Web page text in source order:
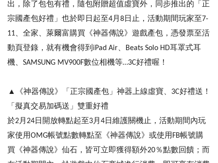
出，除了包包有禮，隨包附贈超值虛寶外，同步推出的「正
宗國產包好禮」也於即日起至4月8日止，活動期間玩家至7-
11、全家、萊爾富購買《神器傳說》遊戲產包，憑發票至活
動頁登錄，就有機會得到iPad Air、Beats Solo HD耳罩式耳
機、SAMSUNG MV900F數位相機等…3C好禮喔！
▲《神器傳說》「正宗國產包」神器上線虛寶、3C好禮送！
「擬真交易加碼送」雙重好禮
於2月24日開放轉點起至3月4日維護關機止，活動期間內玩
家使用OMG帳號點數轉點至《神器傳說》或使用FB帳號購
買《神器傳說》仙石，皆可立即獲得額外20％點數回饋；而